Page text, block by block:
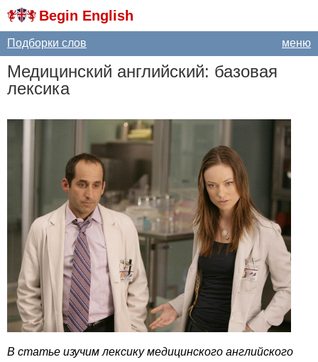
Begin English
меню
Подборки слов
Медицинский английский: базовая
лексика
В статье изучим лексику медицинского английского